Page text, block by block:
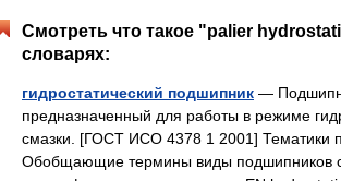
Смотреть что такое "palier
словарях:
гидростатический подшипник —
предназначенный для работы в режиме
смазки. [ГОСТ ИСО 4378 1 2001] Тематики
Обобщающие термины виды подшипников